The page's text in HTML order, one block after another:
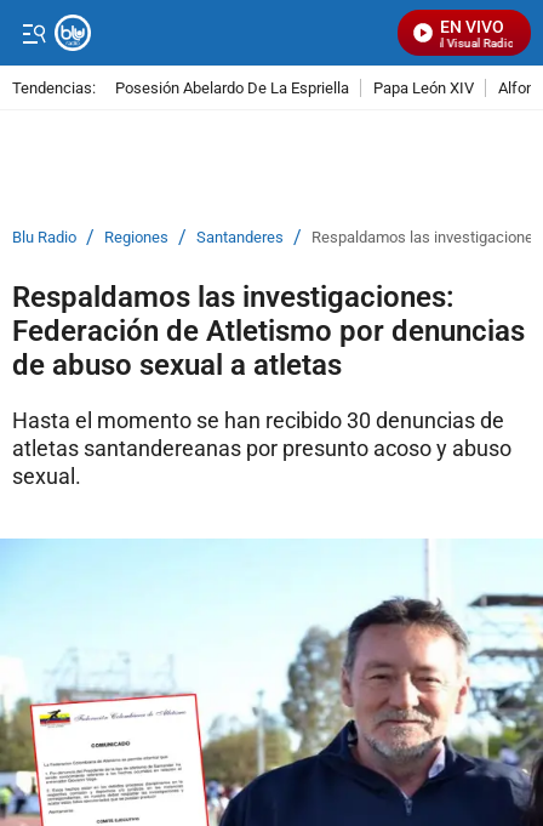
EN VIVO
Señal Visual Radio
Tendencias: Posesión Abelardo De La Espriella Papa León XIV
Blu Radio / Regiones / Santanderes / Respaldamos las
Respaldamos las investigaciones:
Federación de Atletismo por denuncias
de abuso sexual a atletas
Hasta el momento se han recibido 30 denuncias de
atletas santandereanas por presunto acoso y abuso
sexual.